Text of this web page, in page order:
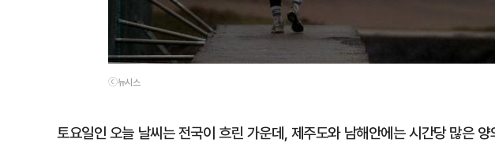
ⓒ뉴시스
토요일인 오늘 날씨는 전국이 흐린 가운데, 제주도와 남해안에는 시간당 많은